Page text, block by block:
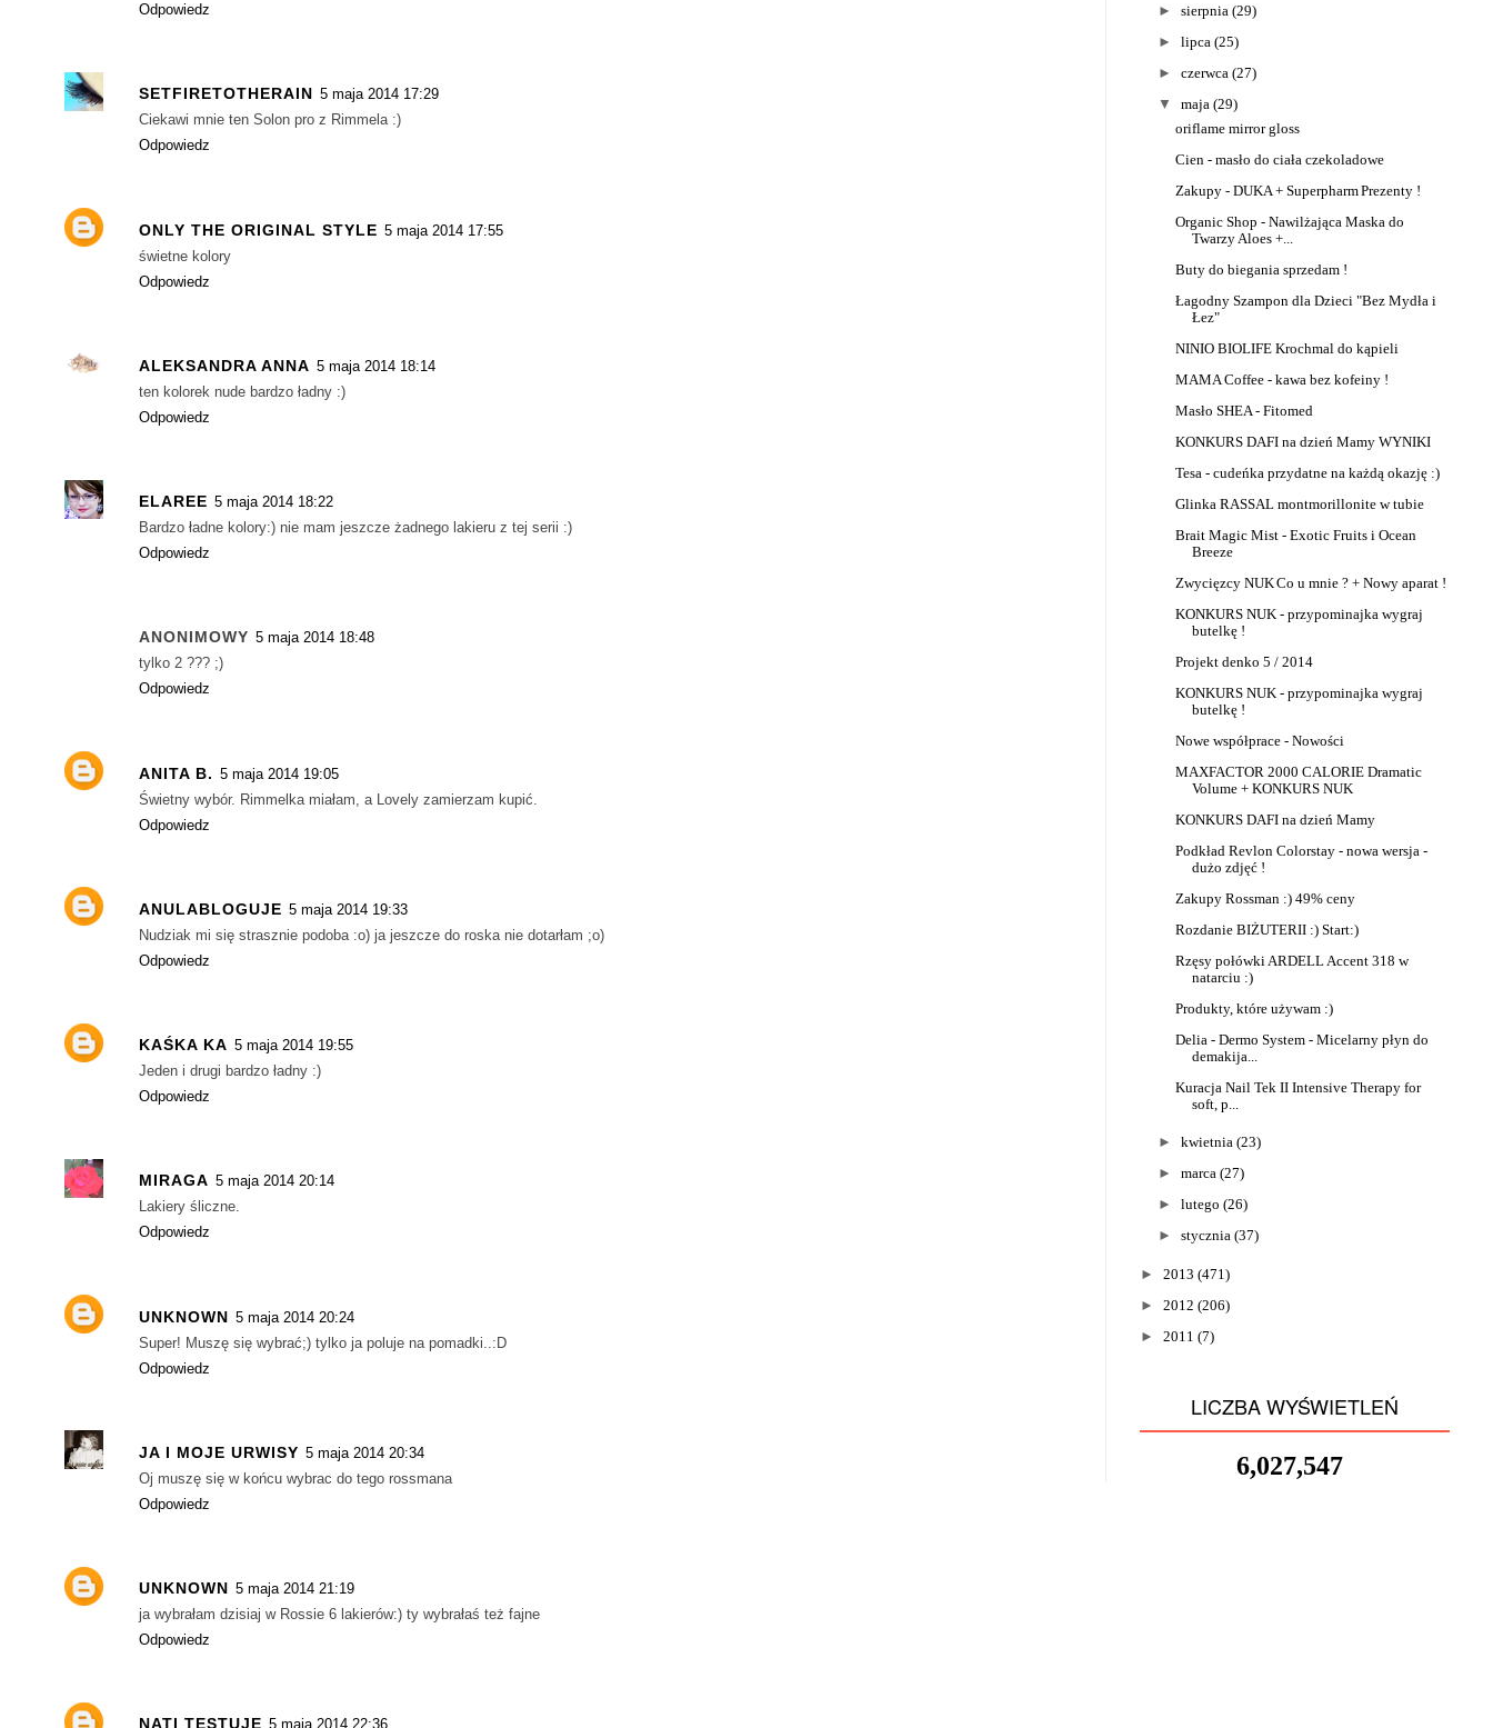
Odpowiedz
SETFIRETOTHERAIN 5 maja 2014 17:29
Ciekawi mnie ten Solon pro z Rimmela :)
Odpowiedz
ONLY THE ORIGINAL STYLE 5 maja 2014 17:55
świetne kolory
Odpowiedz
ALEKSANDRA ANNA 5 maja 2014 18:14
ten kolorek nude bardzo ładny :)
Odpowiedz
ELAREE 5 maja 2014 18:22
Bardzo ładne kolory:) nie mam jeszcze żadnego lakieru z tej serii :)
Odpowiedz
ANONIMOWY 5 maja 2014 18:48
tylko 2 ??? ;)
Odpowiedz
ANITA B. 5 maja 2014 19:05
Świetny wybór. Rimmelka miałam, a Lovely zamierzam kupić.
Odpowiedz
ANULABLOGUJE 5 maja 2014 19:33
Nudziak mi się strasznie podoba :o) ja jeszcze do roska nie dotarłam ;o)
Odpowiedz
KAŚKA KA 5 maja 2014 19:55
Jeden i drugi bardzo ładny :)
Odpowiedz
MIRAGA 5 maja 2014 20:14
Lakiery śliczne.
Odpowiedz
UNKNOWN 5 maja 2014 20:24
Super! Muszę się wybrać;) tylko ja poluje na pomadki..:D
Odpowiedz
JA I MOJE URWISY 5 maja 2014 20:34
Oj muszę się w końcu wybrac do tego rossmana
Odpowiedz
UNKNOWN 5 maja 2014 21:19
ja wybrałam dzisiaj w Rossie 6 lakierów:) ty wybrałaś też fajne
Odpowiedz
NATI TESTUJE 5 maja 2014 22:36
► sierpnia (29)
► lipca (25)
► czerwca (27)
▼
maja (29)
oriflame mirror gloss
Cien - masło do ciała czekoladowe
Zakupy - DUKA + SuperpharmPrezenty !
Organic Shop - Nawilżająca Maska do
Twarzy Aloes +...
Buty do biegania sprzedam !
Łagodny Szampon dla Dzieci "Bez Mydła i
Łez"
NINIO BIOLIFE Krochmal do kąpieli
MAMA Coffee - kawa bez kofeiny !
Masło SHEA - Fitomed
KONKURS DAFI na dzień Mamy WYNIKI
Tesa - cudeńka przydatne na każdą okazję :)
Glinka RASSAL montmorillonite w tubie
Brait Magic Mist - Exotic Fruits i Ocean
Breeze
Zwycięzcy NUKCo u mnie ? + Nowy aparat !
KONKURS NUK - przypominajka wygraj
butelkę !
Projekt denko 5 / 2014
KONKURS NUK - przypominajka wygraj
butelkę !
Nowe współprace - Nowości
MAXFACTOR 2000 CALORIE Dramatic
Volume + KONKURS NUK
KONKURS DAFI na dzień Mamy
Podkład Revlon Colorstay - nowa wersja -
dużo zdjęć !
Zakupy Rossman :) 49% ceny
Rozdanie BIŻUTERII :) Start:)
Rzęsy połówki ARDELL Accent 318 w
natarciu :)
Produkty, które używam :)
Delia - Dermo System - Micelarny płyn do
demakija...
Kuracja Nail Tek II Intensive Therapy for
soft, p...
► kwietnia (23)
► marca (27)
► lutego (26)
► stycznia (37)
► 2013 (471)
► 2012 (206)
► 2011 (7)
LICZBA WYŚWIETLEŃ
6,027,547